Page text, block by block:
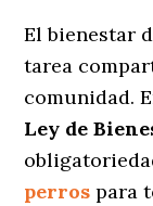
El bienestar
tarea
comunidad.
Ley de
perros para